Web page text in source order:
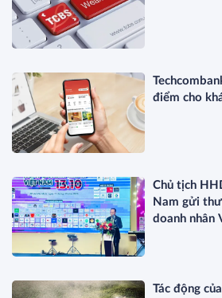
điểm cho
Chủ tịch
Nam gửi
doanh nhân
Tác động